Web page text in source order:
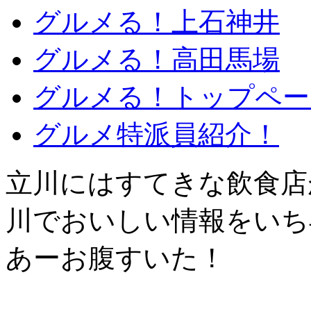
グルメる！上石神井
グルメる！高田馬場
グルメる！トップペ
グルメ特派員紹介！
立川にはすてきな飲食
川でおいしい情報をい
あーお腹すいた！